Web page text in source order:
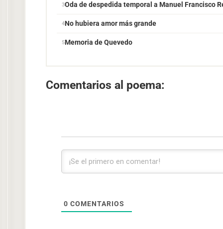
Oda de despedida temporal a Manuel Francisco
No hubiera amor más grande
Memoria de Quevedo
Comentarios al poema:
0 COMENTARIOS